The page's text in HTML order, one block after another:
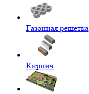
Газонная решетка
Кирпич